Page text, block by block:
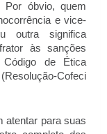
óbvio, quem
e vice-
outra significa
às sanções
de Ética
Cofeci
atentar para suas